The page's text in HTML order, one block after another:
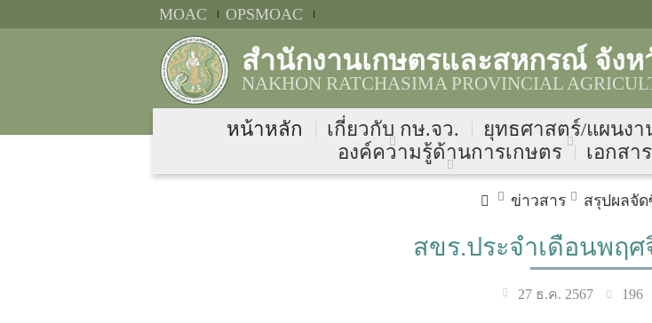
MOAC OPSMOAC
สำนักงานเกษตรและสหกรณ์ จัง
NAKHON RATCHASIMA PROVINCIAL
หน้าหลัก เกี่ยวกับ กษ.จว. ยุทธศาสตร์/แผนงา
องค์ความรู้ด้านการเกษตร
เอกสา
ข่าวสาร สรุปผลจั
สขร.ประจำเดือนพฤศ
27 ธ.ค. 2567 196